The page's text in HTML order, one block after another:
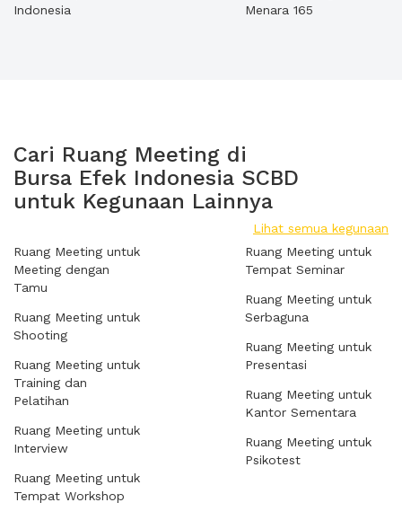
Indonesia
Menara 165
Cari Ruang Meeting di
Bursa Efek Indonesia SCBD
untuk Kegunaan Lainnya
Lihat semua kegunaan
Ruang Meeting untuk
Meeting dengan
Tamu
Ruang Meeting untuk
Shooting
Ruang Meeting untuk
Training dan
Pelatihan
Ruang Meeting untuk
Interview
Ruang Meeting untuk
Tempat Workshop
Ruang Meeting untuk
Tempat Seminar
Ruang Meeting untuk
Serbaguna
Ruang Meeting untuk
Presentasi
Ruang Meeting untuk
Kantor Sementara
Ruang Meeting untuk
Psikotest